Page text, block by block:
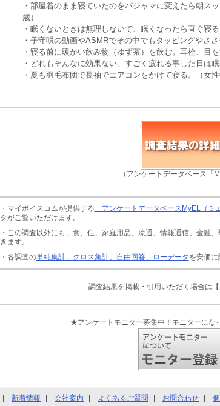
・部屋着のまま寝ていたのをパジャマに変えたら朝ス
歳）
・眠くないときは無理しないで、眠くなったら直ぐ寝る
・子守唄の動画やASMRでその中でもタッピングやさ
・寝る前に暖かい飲み物（ゆず茶）を飲む。耳栓、目を
・どれもそんなに効果ない。すごく疲れる事した日は眠
・夏も羽毛布団で長袖でエアコンをかけて寝る。（女性
（アンケートデータベース「
・マイボイスコムが提供する 「アンケートデータベースMyEL（ミ
タがご覧いただけます。
・この調査以外にも、食、住、家庭用品、流通、情報通信、金融
きます。
・各調査の単純集計、クロス集計、自由回答、ローデータ を安価に
調査結果を掲載・引用いただく場合は【
★アンケートモニター募集中！モニターにな
新着情報 会社案内 よくあるご質問 お問合わせ